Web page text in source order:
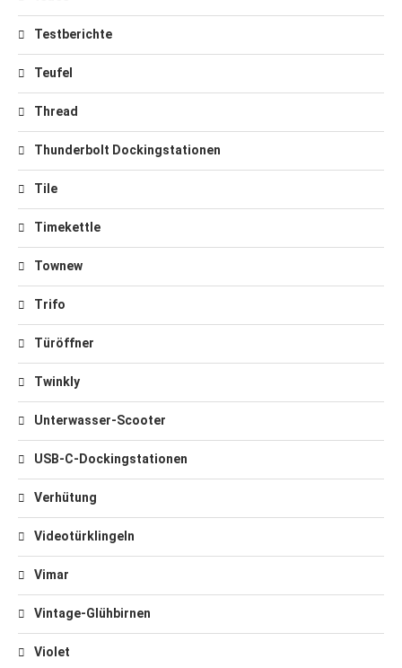
Testberichte
Teufel
Thread
Thunderbolt Dockingstationen
Tile
Timekettle
Townew
Trifo
Türöffner
Twinkly
Unterwasser-Scooter
USB-C-Dockingstationen
Verhütung
Videotürklingeln
Vimar
Vintage-Glühbirnen
Violet